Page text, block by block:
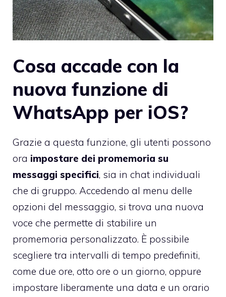
Cosa accade con la
nuova funzione di
WhatsApp per iOS?
Grazie a questa funzione, gli utenti possono
ora impostare dei promemoria su
messaggi specifici, sia in chat individuali
che di gruppo. Accedendo al menu delle
opzioni del messaggio, si trova una nuova
voce che permette di stabilire un
promemoria personalizzato. È possibile
scegliere tra intervalli di tempo predefiniti,
come due ore, otto ore o un giorno, oppure
impostare liberamente una data e un orario